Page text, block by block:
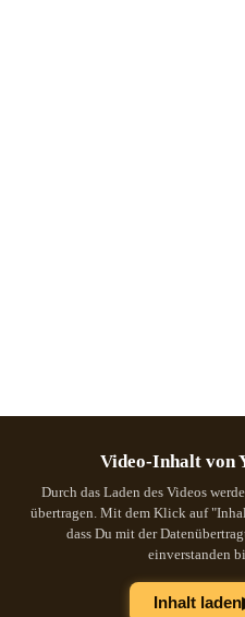
Video-Inhalt von
Durch das Laden des Videos
übertragen. Mit dem Klick auf
dass Du mit der
einverstanden
Inhalt laden